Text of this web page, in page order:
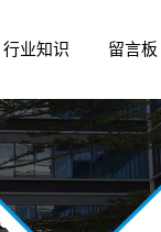
行业知识 留言板